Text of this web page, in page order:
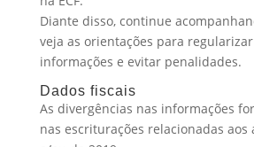
Diante disso, continue
veja as orientações para
informações e evitar penalidades.
Dados fiscais
As divergências nas informações
nas escriturações relacionadas aos